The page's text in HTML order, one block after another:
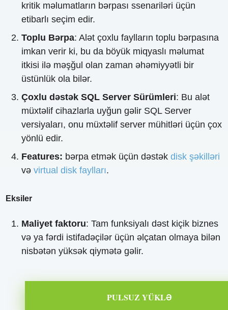
kritik məlumatların bərpası ssenariləri üçün
etibarlı seçim edir.
Toplu Bərpa: Alət çoxlu faylların toplu bərpasına
imkan verir ki, bu da böyük miqyaslı məlumat
itkisi ilə məşğul olan zaman əhəmiyyətli bir
üstünlük ola bilər.
Çoxlu dəstək SQL Server Sürümleri: Bu alət
müxtəlif cihazlarla uyğun gəlir SQL Server
versiyaları, onu müxtəlif server mühitləri üçün çox
yönlü edir.
Features: bərpa etmək üçün dəstəkdisk şəkilləri
vəvirtual disk faylları.
Eksiler
Maliyet faktoru: Tam funksiyalı dəst kiçik biznes
və ya fərdi istifadəçilər üçün əlçatan olmaya bilən
nisbətən yüksək qiymətə gəlir.
PULSUZ YÜKLƏ